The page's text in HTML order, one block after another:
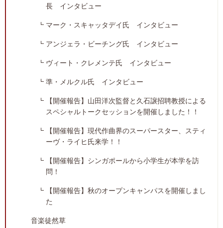
長 インタビュー
マーク・スキャッタデイ氏 インタビュー
アンジェラ・ビーチング氏 インタビュー
ヴィート・クレメンテ氏 インタビュー
準・メルクル氏 インタビュー
【開催報告】山田洋次監督と久石譲招聘教授による
スペシャルトークセッションを開催しました！！
【開催報告】現代作曲界のスーパースター、スティ
ーヴ・ライヒ氏来学！！
【開催報告】シンガポールから小学生が本学を訪
問！
【開催報告】秋のオープンキャンパスを開催しまし
た
音楽徒然草